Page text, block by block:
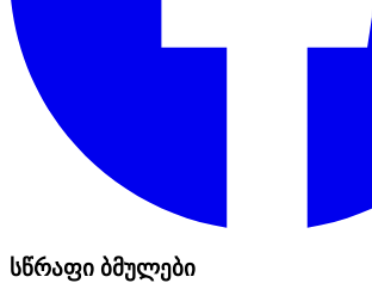
სწრაფი ბმულები